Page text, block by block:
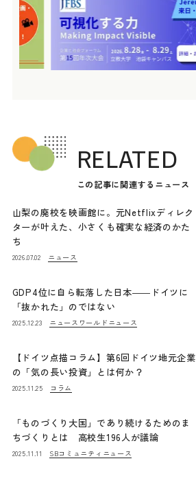
RELATED
この記事に関連するニュース
山梨の廃校を映画館に。元Netflixディレク
ターが叶えた、小さくも確実な経済のかた
ち
2026.07.02 ニュース
GDP4位に自ら転落した日本――ドイツに
「抜かれた」のではない
2025.12.23 ニュース ワールドニュース
【ドイツ点描コラム】第6回ドイツ地元企業
の「気の長い投資」とは何か？
2025.11.25 コラム
「ものづくり大国」であり続けるためのま
ちづくりとは 高校生196人が議論
2025.11.11 SBコミュニティニュース